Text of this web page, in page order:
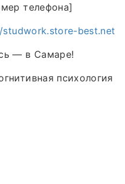
телефона]
best.net
— в Самаре!
психология